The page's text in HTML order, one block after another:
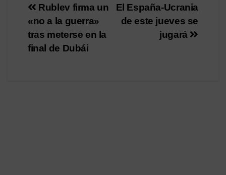
Navegación
de
entradas
El España-Ucrania
de este jueves se
jugará
Rublev firma un
«no a la guerra»
tras meterse en la
final de Dubái